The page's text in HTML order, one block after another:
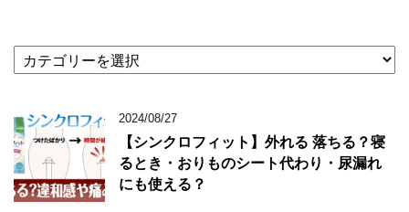
記
テ
ゴ
リ
★
2024/08/27
【シンクロフィット】外れる 落ちる？寝
るとき・おりものシート代わり・尿漏れ
にも使える？